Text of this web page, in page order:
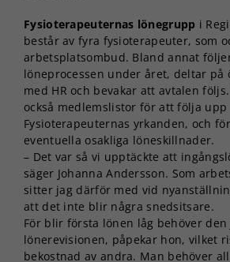
Fysioterapeuternas lönegrupp i
består av fyra fysioterapeuter, som
arbetsplatsombud. Bland annat
löneprocessen under året, deltar på
med HR och bevakar att avtalen
också medlemslistor för att följa upp
Fysioterapeuternas yrkanden, och
eventuella osakliga löneskillnader.
– Det var så vi upptäckte att
säger Johanna Andersson. Som
sitter jag därför med vid
att det inte blir några snedsitsare.
För blir första lönen låg behöver
lönerevisionen, påpekar hon, vilket
bekostnad av andra. Man behöver